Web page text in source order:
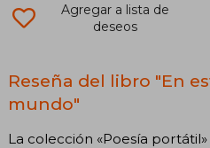
Agregar a lista de
deseos
Reseña del libro "En
mundo"
La colección «Poesía